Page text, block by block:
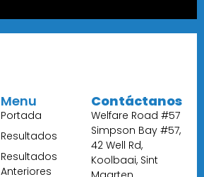
Menu
Portada
Resultados
Resultados
Anteriores
Contáctanos
Welfare Road #57
Simpson Bay #57,
42 Well Rd,
Koolbaai, Sint